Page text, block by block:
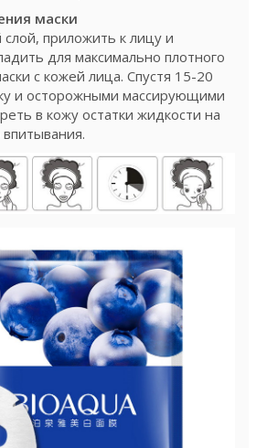
маски
приложить к лицу и
для максимально плотного
с кожей лица. Спустя 15-20
и осторожными массирующими
в кожу остатки жидкости на